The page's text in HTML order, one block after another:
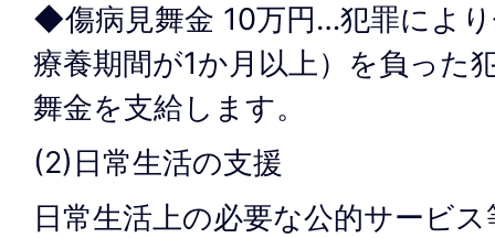
◆傷病見舞金 10万円…犯罪によ
療養期間が1か月以上）を負った
舞金を支給します。
(2)日常生活の支援
日常生活上の必要な公的サービ